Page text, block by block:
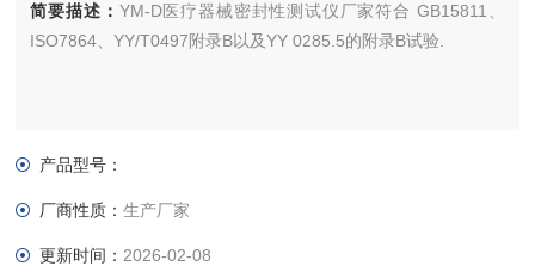
简要描述： YM-D医疗器械密封性测试仪厂家符合 GB15811、
ISO7864、YY/T0497附录B以及YY 0285.5的附录B试验.
产品型号：
厂商性质：生产厂家
更新时间： 2026-02-08